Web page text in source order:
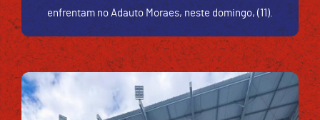
enfrentam no Adauto Moraes, neste domingo, (11).